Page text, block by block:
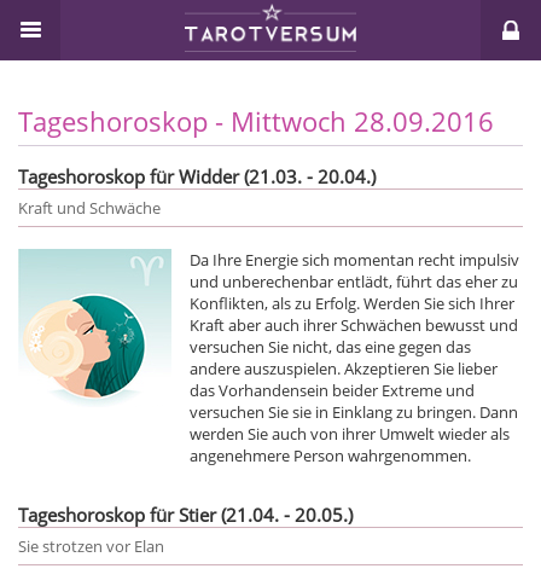
Tageshoroskop - Mittwoch 28.09.2016
Tageshoroskop für Widder (21.03. - 20.04.)
Kraft und Schwäche
Da Ihre Energie sich momentan recht impulsiv
und unberechenbar entlädt, führt das eher zu
Konflikten, als zu Erfolg. Werden Sie sich Ihrer
Kraft aber auch ihrer Schwächen bewusst und
versuchen Sie nicht, das eine gegen das
andere auszuspielen. Akzeptieren Sie lieber
das Vorhandensein beider Extreme und
versuchen Sie sie in Einklang zu bringen. Dann
werden Sie auch von ihrer Umwelt wieder als
angenehmere Person wahrgenommen.
Tageshoroskop für Stier (21.04. - 20.05.)
Sie strotzen vor Elan